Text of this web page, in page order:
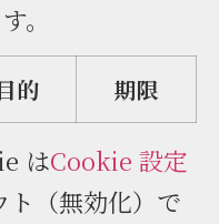
。
的 期限
はCookie 設定
ト（無効化）で